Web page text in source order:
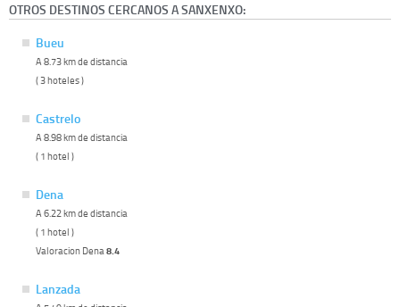
OTROS DESTINOS CERCANOS A SANXENXO:
Bueu
A 8.73 km de distancia
( 3 hoteles )
Castrelo
A 8.98 km de distancia
( 1 hotel )
Dena
A 6.22 km de distancia
( 1 hotel )
Valoracion Dena 8.4
Lanzada